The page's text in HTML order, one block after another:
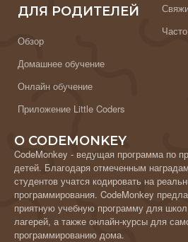
ДЛЯ РОДИТЕЛЕЙ
Обзор
Домашнее обучение
Онлайн обучение
Приложение Little Coders
О CODEMONKEY
CodeMonkey - ведущая программа по
детей. Благодаря отмеченным
студентов учатся кодировать на
программирования. CodeMonkey
приятную учебную программу для
лагерей, а также онлайн-курсы для
программированию дома.